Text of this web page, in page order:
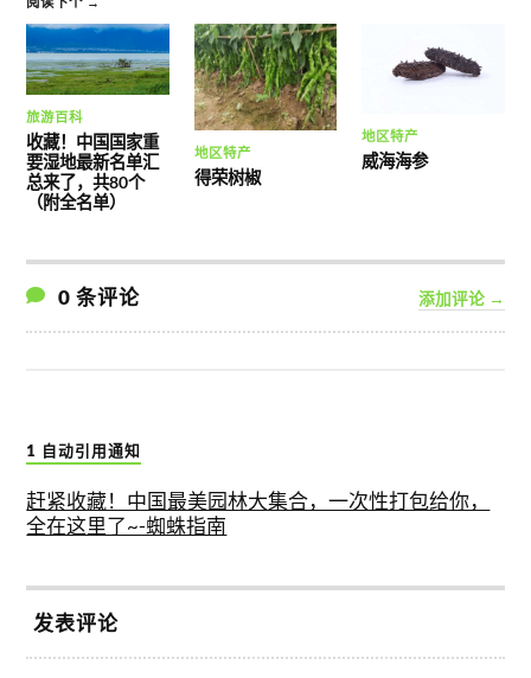
旅游百科
收藏！中国国家重
要湿地最新名单汇
总来了，共80个
（附全名单）
地区特产
得荣树椒
地区特产
威海海参
0 条评论 添加评论 →
1 自动引用通知
赶紧收藏！中国最美园林大集合，一次性打包给你，
全在这里了~-蜘蛛指南
发表评论